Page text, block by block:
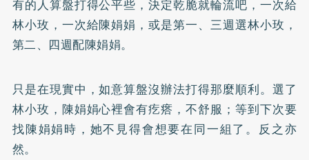
有的人算盤打得公平些，決定乾脆就輪流吧，一次給
林小玫，一次給陳娟娟，或是第一、三週選林小玫，
第二、四週配陳娟娟。
只是在現實中，如意算盤沒辦法打得那麼順利。選了
林小玫，陳娟娟心裡會有疙瘩，不舒服；等到下次要
找陳娟娟時，她不見得會想要在同一組了。反之亦
然。